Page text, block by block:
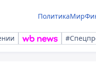
ПолитикаМир